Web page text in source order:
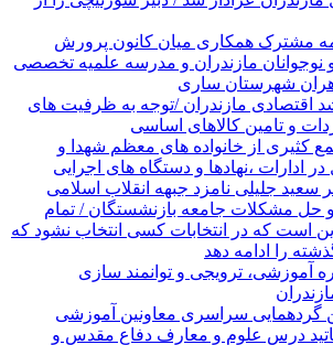
مشترک همکاری میان کانون پرورش
نوجوانان مازندران و مدرسه علمیه تخصصی
شهرستان ساری
اقتصادی مازندران /توجه به ظرفیت های
و تامین کالاهای اساسی
کثیری از خانواده های معظم شهدا و
در ادارات ،نهادها و دستگاه های اجرایی
سعید جلیلی نامزد جبهه انقلاب اسلامی
و حل مشکلات جامعه بازنشستگان / تمام
است که در انتخابات کسی انتخاب نشود که
را ادامه دهد
۶۱ دوره آموزشی، ترویجی و توانمند سازی
گردهمایی سراسری معاونین آموزشی
درس علوم و معارف دفاع مقدس و